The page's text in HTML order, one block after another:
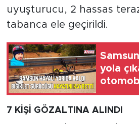
uyuşturucu, 2 hassas
tabanca ele geçirildi.
yola
7 KİŞİ GÖZALTINA ALINDI